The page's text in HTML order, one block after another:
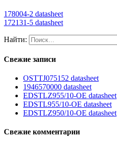
178004-2 datasheet
172131-5 datasheet
Найти:
Свежие записи
OSTTJ075152 datasheet
1946570000 datasheet
EDSTLZ955/10-OE datasheet
EDSTL955/10-OE datasheet
EDSTLZ950/10-OE datasheet
Свежие комментарии